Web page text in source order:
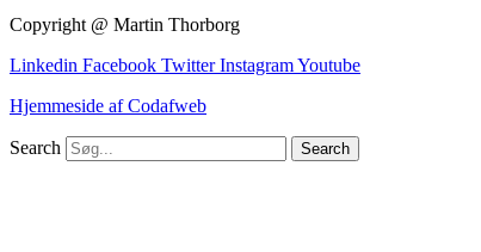
Copyright @ Martin Thorborg
Linkedin Facebook Twitter InstagramYoutube
Hjemmeside af Codafweb
Search Search